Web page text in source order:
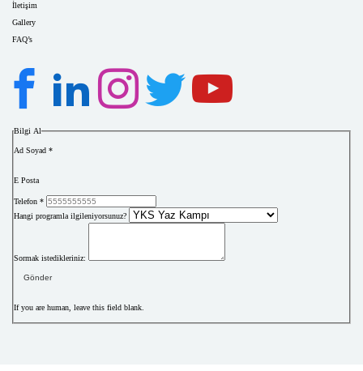
İletişim
Gallery
FAQ’s
Bilgi Al
Ad Soyad *
E Posta
Telefon *
Hangi programla ilgileniyorsunuz?
Sormak istedikleriniz:
Gönder
If you are human, leave this field blank.